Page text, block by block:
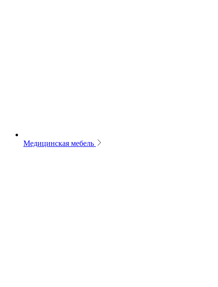
Медицинская мебель